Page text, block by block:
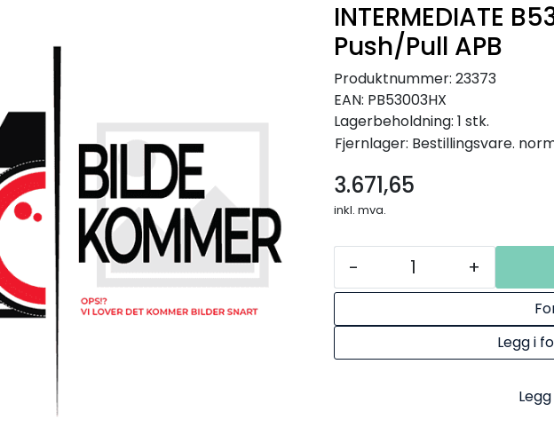
INTERMEDIATE
Push/Pull APB
Produktnummer: 23373
EAN: PB53003HX
Lagerbeholdning: 1 stk.
Fjernlager: Bestillingsvare.
3.671,65
inkl. mva.
- +
Legg i